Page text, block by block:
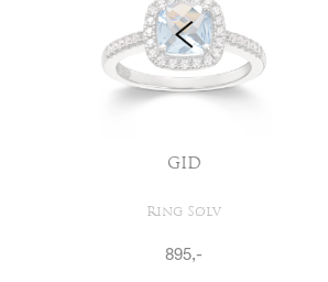
GID
Ring Sølv
895,-